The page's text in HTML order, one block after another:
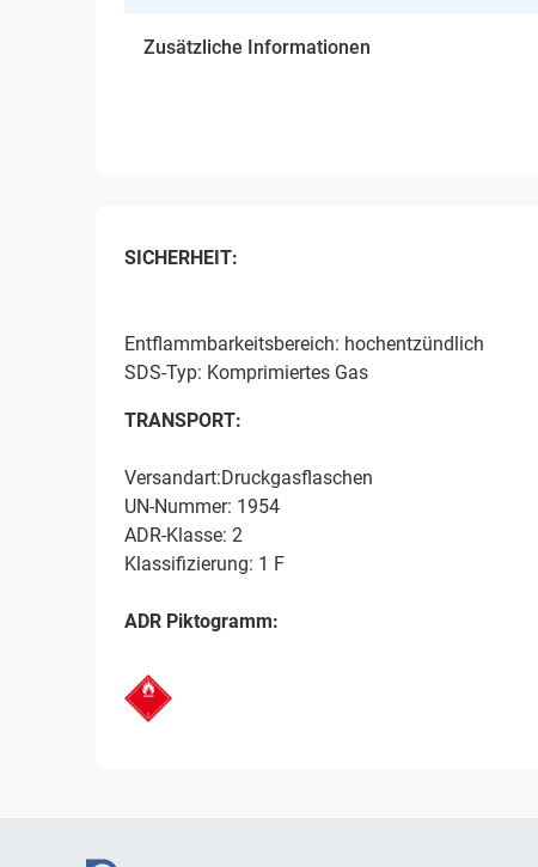
Zusätzliche Informationen
SICHERHEIT:
Entflammbarkeitsbereich: hochentzündlich
SDS-Typ: Komprimiertes Gas
TRANSPORT:
Versandart:Druckgasflaschen
UN-Nummer: 1954
ADR-Klasse: 2
Klassifizierung: 1 F
ADR Piktogramm: